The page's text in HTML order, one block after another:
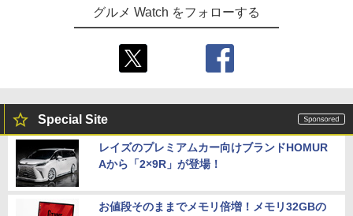
グルメ Watch をフォローする
Special Site
レイズのプレミアムカー向けブランドHOMUR
Aから「2×9R」が登場！
お値段そのままでメモリ倍増！メモリ32GBの